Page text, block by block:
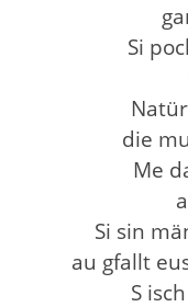
Si
die
Me
Si sin
au gfallt
S